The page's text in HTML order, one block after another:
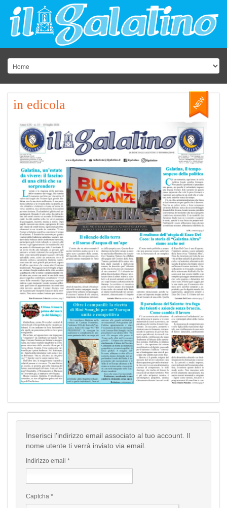
in edicola
Inserisci l'indirizzo email associato al tuo account. Il
nome utente ti verrà inviato via email.
Indirizzo email *
Captcha *